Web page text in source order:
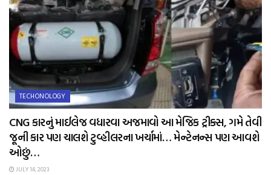
TECHONOLOGY
CNG કારનું માઈલેજ વધારવા અજમાવો આ મેજિક ટ્રીક્સ, ગમે તેવી
જૂની કાર પણ ચાલશે ટુવ્હીલરના ખર્ચામાં… મેન્ટેનન્સ પણ આવશે
ઓછું…
JULY 14, 2023